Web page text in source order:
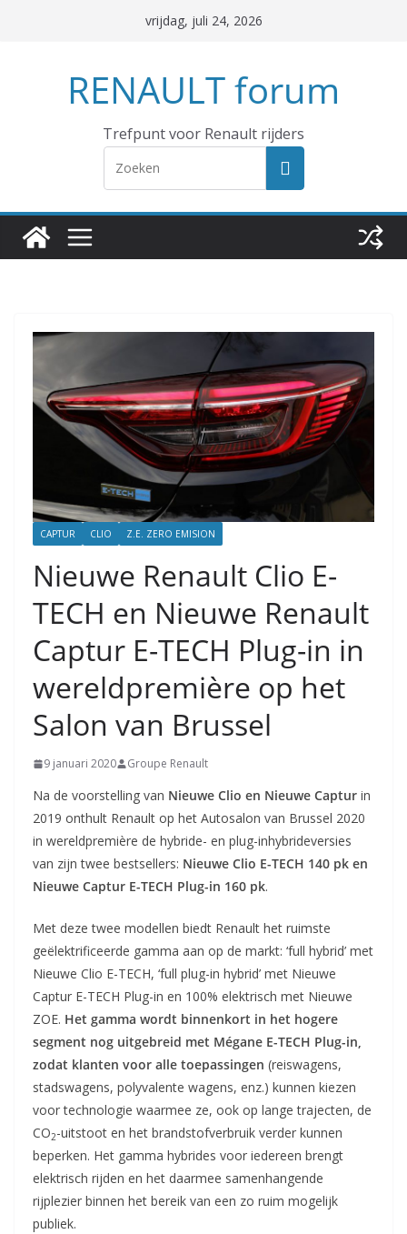
vrijdag, juli 24, 2026
RENAULT forum
Trefpunt voor Renault rijders
CAPTUR CLIO Z.E. ZERO EMISION
Nieuwe Renault Clio E-
TECH en Nieuwe Renault
Captur E-TECH Plug-in in
wereldpremière op het
Salon van Brussel
9 januari 2020 Groupe Renault
Na de voorstelling van Nieuwe Clio en Nieuwe Captur in
2019 onthult Renault op het Autosalon van Brussel 2020
in wereldpremière de hybride- en plug-inhybrideversies
van zijn twee bestsellers: Nieuwe Clio E-TECH 140 pk en
Nieuwe Captur E-TECH Plug-in 160 pk.
Met deze twee modellen biedt Renault het ruimste
geëlektrificeerde gamma aan op de markt: ‘full hybrid’ met
Nieuwe Clio E-TECH, ‘full plug-in hybrid’ met Nieuwe
Captur E-TECH Plug-in en 100% elektrisch met Nieuwe
ZOE. Het gamma wordt binnenkort in het hogere
segment nog uitgebreid met Mégane E-TECH Plug-in,
zodat klanten voor alle toepassingen (reiswagens,
stadswagens, polyvalente wagens, enz.) kunnen kiezen
voor technologie waarmee ze, ook op lange trajecten, de
CO2-uitstoot en het brandstofverbruik verder kunnen
beperken. Het gamma hybrides voor iedereen brengt
elektrisch rijden en het daarmee samenhangende
rijplezier binnen het bereik van een zo ruim mogelijk
publiek.